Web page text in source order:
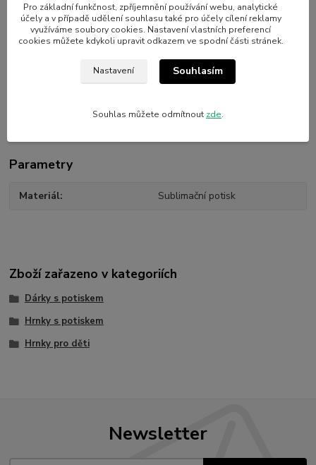
(např. na jiný hrnek, dlaždičku, polštářek apod.) Stačí, když nám
napíšete
Standardně je plecháček natisknutý pro praváka. Pokud si budete
přát jiné umístění potisku, dopište prosím tuto informaci do
Parametry
Materiál Sublimační potisk
Zboží zařazeno v kategoriích
Dárky s potiskem
Hrnky s potiskem
Hrnky pro děti
Newsletter
Pro základní funkčnost, zpříjemnění používání webu, analytické
účely a v případě udělení souhlasu také pro účely cílení reklamy
využíváme soubory cookies. Nastavení vlastních preferencí
cookies můžete kdykoli upravit odkazem ve spodní části stránek.
Nastavení Souhlasím
Souhlas můžete odmítnout zde.